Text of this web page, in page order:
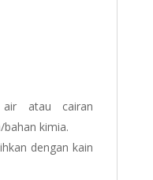
atau cairan
kimia.
dengan kain